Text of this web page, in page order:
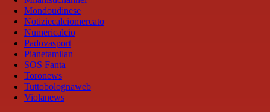
Mondoudinese
Notiziecalciomercato
Numericalcio
Padovasport
Pianetamilan
SOS Fanta
Toronews
Tuttobolognaweb
Violanews